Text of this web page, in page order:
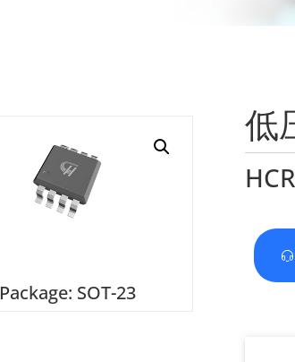
Package: SOT-23
低